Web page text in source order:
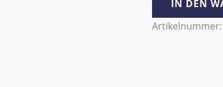
IN DEN
Artikelnummer: